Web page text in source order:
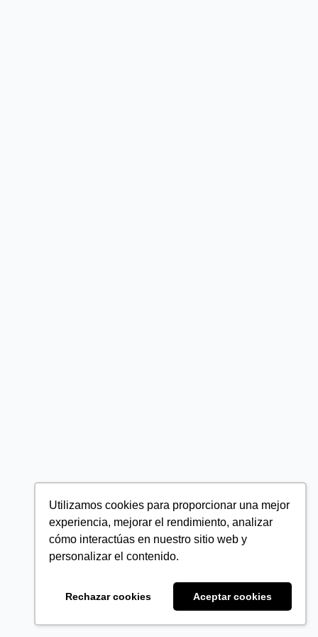
Utilizamos cookies para proporcionar una mejor
experiencia, mejorar el rendimiento, analizar
cómo interactúas en nuestro sitio web y
personalizar el contenido.
Rechazar cookies Aceptar cookies